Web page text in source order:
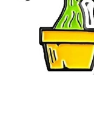
síntesis o
introducido en
en forma
anclaje del